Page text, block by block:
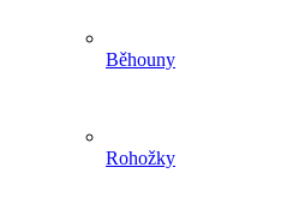
Běhouny
Rohožky